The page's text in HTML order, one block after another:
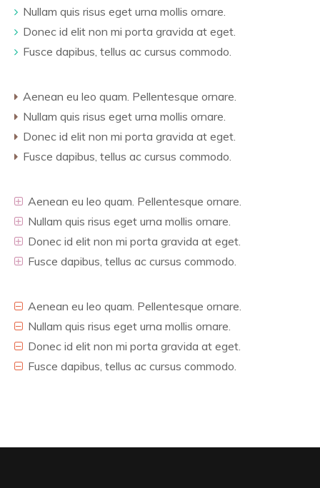
Nullam quis risus eget urna mollis ornare.
Donec id elit non mi porta gravida at eget.
Fusce dapibus, tellus ac cursus commodo.
Aenean eu leo quam. Pellentesque ornare.
Nullam quis risus eget urna mollis ornare.
Donec id elit non mi porta gravida at eget.
Fusce dapibus, tellus ac cursus commodo.
Aenean eu leo quam. Pellentesque ornare.
Nullam quis risus eget urna mollis ornare.
Donec id elit non mi porta gravida at eget.
Fusce dapibus, tellus ac cursus commodo.
Aenean eu leo quam. Pellentesque ornare.
Nullam quis risus eget urna mollis ornare.
Donec id elit non mi porta gravida at eget.
Fusce dapibus, tellus ac cursus commodo.